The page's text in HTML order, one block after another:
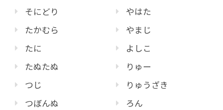
そにどり
たかむら
たに
たぬたぬ
つじ
つぼんぬ
やはた
やまじ
よしこ
りゅー
りゅうざき
ろん